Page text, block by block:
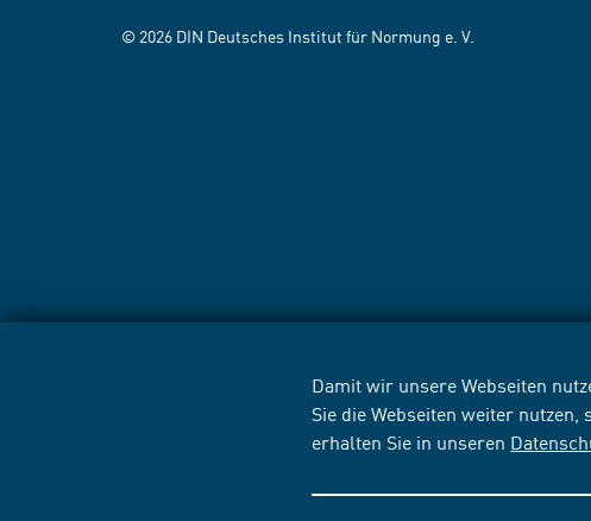
Damit wir unsere Webseiten
Sie die Webseiten weiter
erhalten Sie in unseren
© 2026 DIN Deutsches Institut für Normung e. V.